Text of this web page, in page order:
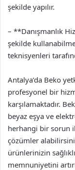
şekilde yapılır.
– **Danışmanlık
şekilde
teknisyenleri
Antalya’da Beko
profesyonel bir
karşılamaktadır.
beyaz eşya ve
herhangi bir sorun
çözümler
ürünlerinizin
memnuniyetini